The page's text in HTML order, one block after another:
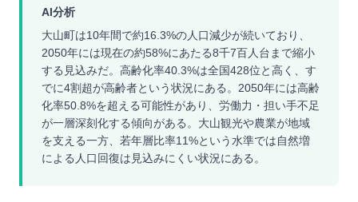
AI分析
大山町は10年間で約16.3%の人口減少が続いており、
2050年には現在の約58%にあたる8千7百人台まで縮小
する見込みだ。高齢化率40.3%は全国428位と高く、す
でに4割超が高齢者という状況にある。2050年には高齢
化率50.8%を超える可能性があり、労働力・担い手不足
が一層深刻化する傾向がある。大山観光や農業が地域
を支える一方、若年層比率11%という水準では自然増
による人口回復は見込みにくい状況にある。